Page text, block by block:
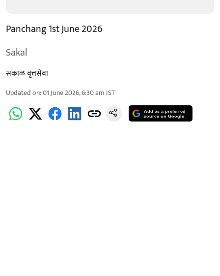
Panchang 1st June 2026
Sakal
सकाळ वृत्तसेवा
Updated on:01 June 2026, 6:30 am IST
Add as a preferred
source on Google